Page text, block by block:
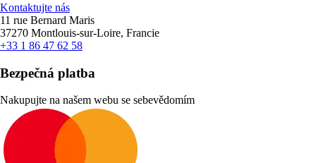
Kontaktujte nás
11 rue Bernard Maris
37270 Montlouis-sur-Loire, Francie
+33 1 86 47 62 58
Bezpečná platba
Nakupujte na našem webu se sebevědomím